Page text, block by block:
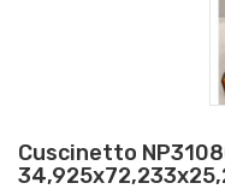
Cuscinetto